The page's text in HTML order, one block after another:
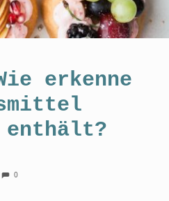
erkenne
enthält?
0